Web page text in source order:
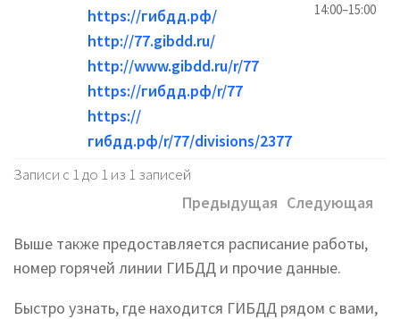
https://гибдд.рф/
http://77.gibdd.ru/
http://www.gibdd.ru/r/77
https://гибдд.рф/r/77
https://
гибдд.рф/r/77/divisions/2377
14:00–15:00
Записи с 1 до 1 из 1 записей
Предыдущая Следующая
Выше также предоставляется расписание работы,
номер горячей линии ГИБДД и прочие данные.
Быстро узнать, где находится ГИБДД рядом с вами,